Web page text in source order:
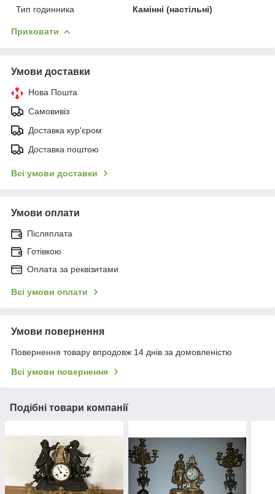
Тип годинника
Камінні (настільні)
Приховати
Умови доставки
Нова Пошта
Самовивіз
Доставка кур'єром
Доставка поштою
Всі умови доставки
Умови оплати
Післяплата
Готівкою
Оплата за реквізитами
Всі умови оплати
Умови повернення
Повернення товару впродовж 14 днів за домовленістю
Всі умови повернення
Подібні товари компанії